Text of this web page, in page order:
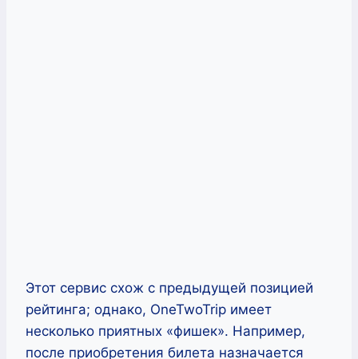
Этот сервис схож с предыдущей позицией
рейтинга; однако, OneTwoTrip имеет
несколько приятных «фишек». Например,
после приобретения билета назначается